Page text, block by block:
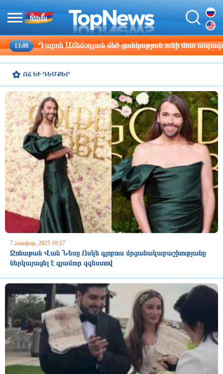
ունի մոտ ապագայում այցելելու Հայաստան. դեսպան
ՈՃ ԵՒ ԴԵՄՔԵՐ
7 Հունվար, 2025 10:17
Ջոնաթան Վան Նեսը Ոսկե գլոբուս մրցանակաբաշխությանը
ներկայացել է գլամուր զգեստով